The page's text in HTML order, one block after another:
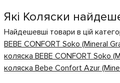
Які Коляски
Найдешевші товари в цій
BEBE CONFORT Soko (Mineral
коляска BEBE CONFORT Soko
коляска Bebe Confort Azur